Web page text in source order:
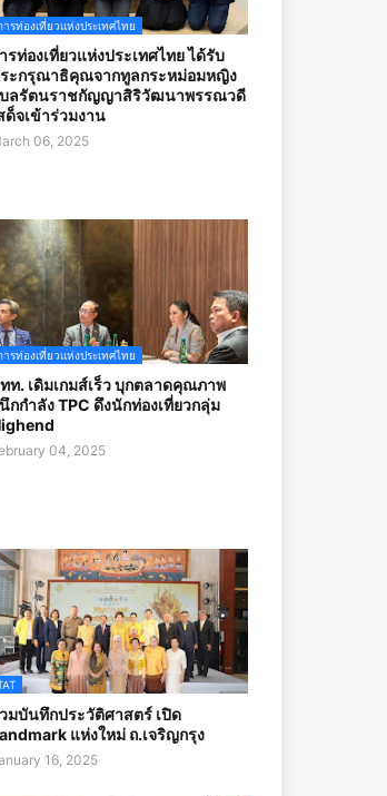
ารท่องเที่ยวแห่งประเทศไทย
รท่องเที่ยวแห่งประเทศไทย ได้รับ
ะกรุณาธิคุณจากทูลกระหม่อมหญิง
ลรัตนราชกัญญาสิริวัฒนาพรรณวดี
ด็จเข้าร่วมงาน
06, 2025
ารท่องเที่ยวแห่งประเทศไทย
ท. เดิมเกมส์เร็ว บุกตลาดคุณภาพ
กกำลัง TPC ดึงนักท่องเที่ยวกลุ่ม
04, 2025
มบันทึกประวัติศาสตร์ เปิด
แห่งใหม่ ถ.เจริญกรุง
16, 2025